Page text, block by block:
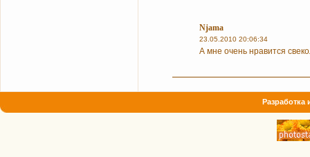
Njama
23.05.2010 20:06:34
А мне очень нравится
Разработка